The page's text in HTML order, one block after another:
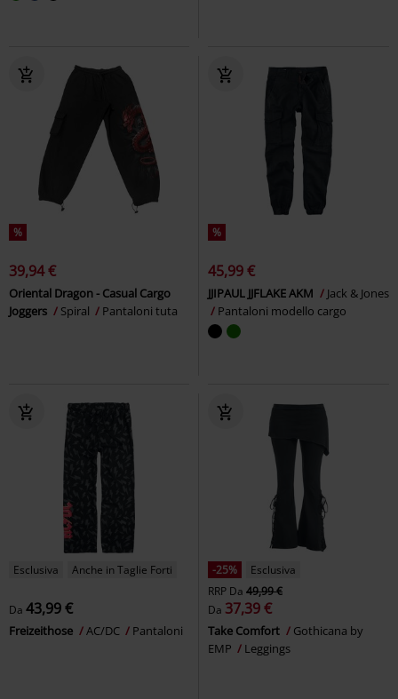
%
39,94 €
Oriental Dragon - Casual Cargo
Joggers
Spiral Pantaloni tuta
%
45,99 €
JJIPAUL JJFLAKE AKM
Jack & Jones
Pantaloni modello cargo
Esclusiva Anche in Taglie Forti
Da 43,99 €
Freizeithose AC/DC Pantaloni
-25%
Esclusiva
RRP Da 49,99 €
Da 37,39 €
Take Comfort
Gothicana by
EMP
Leggings